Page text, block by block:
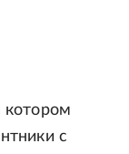
котором
с